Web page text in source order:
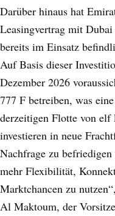
Darüber hinaus hat
Leasingvertrag mit
bereits im Einsatz
Auf Basis dieser
Dezember 2026
777 F betreiben, was
derzeitigen Flotte von elf
investieren in neue
Nachfrage zu
mehr Flexibilität,
Marktchancen zu
Al Maktoum, der